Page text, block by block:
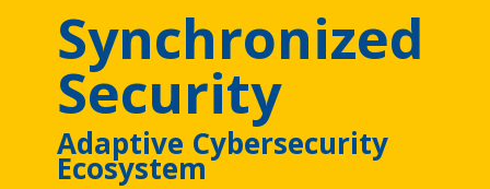
Synchronized
Security
Adaptive Cybersecurity
Ecosystem